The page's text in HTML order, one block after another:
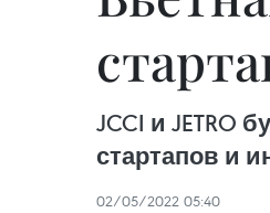
JCCI и
стартапов и
02/05/2022 05:40